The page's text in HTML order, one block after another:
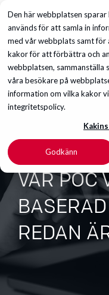
Den här webbplatsen
används för att samla in
med vår webbplats samt för
kakor för att förbättra och
webbplatsen, sammanställa
våra besökare på
information om vilka kakor
integritetspolicy.
Godkänn
VÅR POC
REDAN